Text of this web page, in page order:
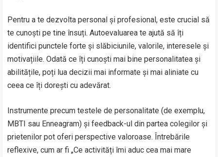
Pentru a te dezvolta personal și profesional, este crucial să
te cunoști pe tine însuți. Autoevaluarea te ajută să îți
identifici punctele forte și slăbiciunile, valorile, interesele și
motivațiile. Odată ce îți cunoști mai bine personalitatea și
abilitățile, poți lua decizii mai informate și mai aliniate cu
ceea ce îți dorești cu adevărat.
Instrumente precum testele de personalitate (de exemplu,
MBTI sau Enneagram) și feedback-ul din partea colegilor și
prietenilor pot oferi perspective valoroase. Întrebările
reflexive, cum ar fi „Ce activități îmi aduc cea mai mare